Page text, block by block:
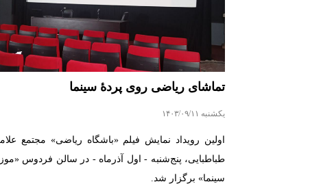
تماشای ریاضی روی پردۀ سینما
یکشنبه ۱۴۰۳/۰۹/۱۱
اولین رویداد نمایش فیلم «باشگاه ریاضی» مجتمع
طباطبایی، پنج‌شنبه - اول آذرماه - در سالن فردوس
سینما» برگزار شد.